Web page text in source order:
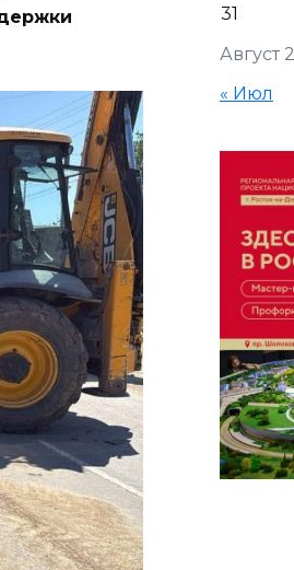
Август
31
« Июл